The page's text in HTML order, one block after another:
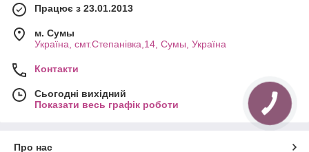
Працює з 23.01.2013
м. Cумы
Україна, смт.Степанівка,14, Cумы, Україна
Контакти
Сьогодні вихідний
Показати весь графік роботи
Про нас